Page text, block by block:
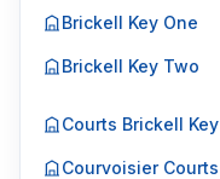
Brickell Key One
Brickell Key Two
Courts Brickell Key
Courvoisier Courts